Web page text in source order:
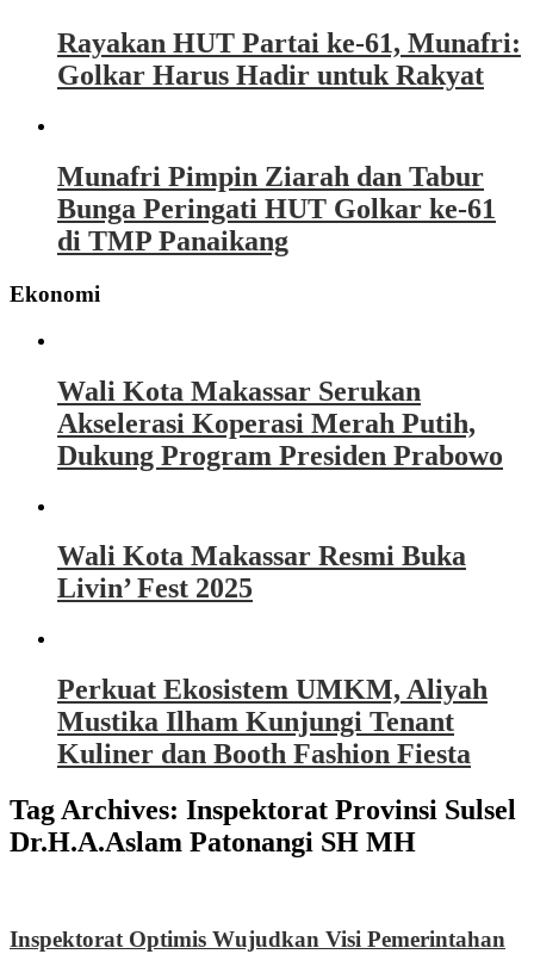
Rayakan HUT Partai ke-61, Munafri:
Golkar Harus Hadir untuk Rakyat
Munafri Pimpin Ziarah dan Tabur
Bunga Peringati HUT Golkar ke-61
di TMP Panaikang
Ekonomi
Wali Kota Makassar Serukan
Akselerasi Koperasi Merah Putih,
Dukung Program Presiden Prabowo
Wali Kota Makassar Resmi Buka
Livin’ Fest 2025
Perkuat Ekosistem UMKM, Aliyah
Mustika Ilham Kunjungi Tenant
Kuliner dan Booth Fashion Fiesta
Tag Archives: Inspektorat Provinsi Sulsel
Dr.H.A.Aslam Patonangi SH MH
Inspektorat Optimis Wujudkan Visi Pemerintahan